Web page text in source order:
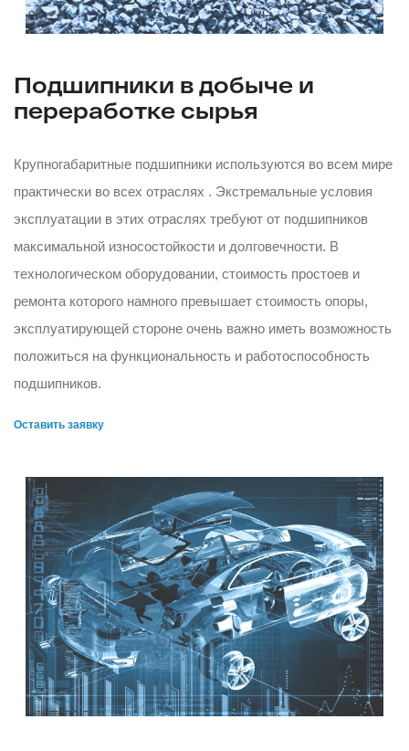
Подшипники в добыче и
переработке сырья
Крупногабаритные подшипники используются во всем мире
практически во всех отраслях . Экстремальные условия
эксплуатации в этих отраслях требуют от подшипников
максимальной износостойкости и долговечности. В
технологическом оборудовании, стоимость простоев и
ремонта которого намного превышает стоимость опоры,
эксплуатирующей стороне очень важно иметь возможность
положиться на функциональность и работоспособность
подшипников.
Оставить заявку